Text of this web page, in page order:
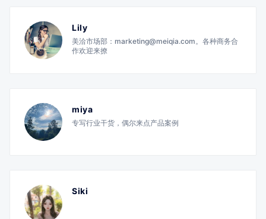
Lily
美洽市场部：marketing@meiqia.com。各种商务合
作欢迎来撩
miya
专写行业干货，偶尔来点产品案例
Siki